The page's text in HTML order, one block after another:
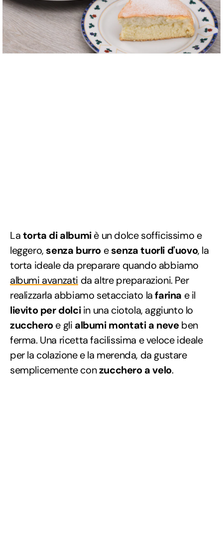
Latorta di albumiè un dolce sofficissimo e
leggero, senza burro esenza tuorli d'uovo, la
torta ideale da preparare quando abbiamo
albumi avanzati da altre preparazioni. Per
realizzarla abbiamo setacciato lafarina e il
lievito per dolciin una ciotola, aggiunto lo
zuccheroe gli albumi montati a neveben
ferma. Una ricetta facilissima e veloce ideale
per la colazione e la merenda, da gustare
semplicemente conzucchero a velo.